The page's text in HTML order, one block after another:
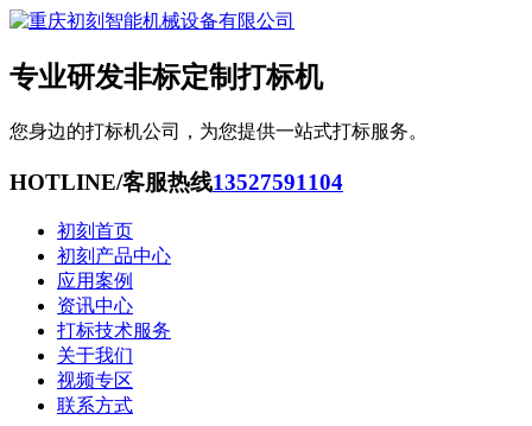
专业研发非标定制打标机
您身边的打标机公司，为您提供一站式打标服务。
HOTLINE/客服热线13527591104
初刻首页
初刻产品中心
应用案例
资讯中心
打标技术服务
关于我们
视频专区
联系方式